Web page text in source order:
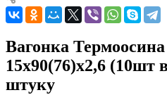
Вагонка
15х90(76)х2,6 (10шт
штуку